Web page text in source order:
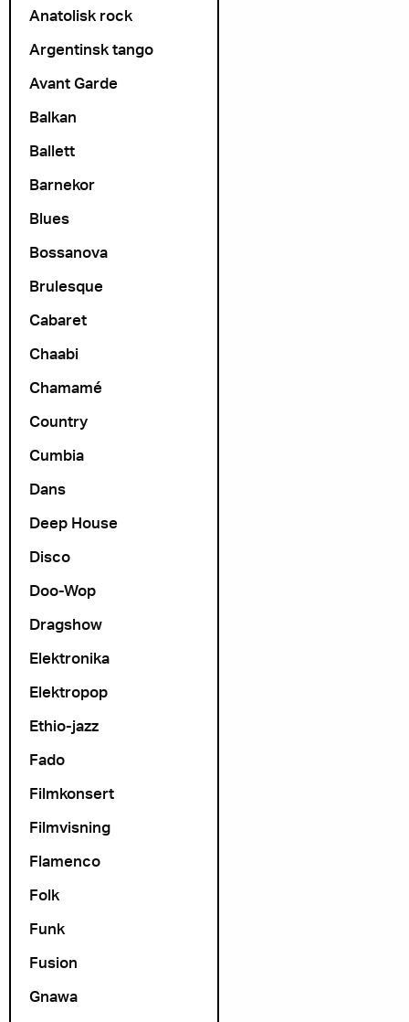
Anatolisk rock
Argentinsk tango
Avant Garde
Balkan
Ballett
Barnekor
Blues
Bossanova
Brulesque
Cabaret
Chaabi
Chamamé
Country
Cumbia
Dans
Deep House
Disco
Doo-Wop
Dragshow
Elektronika
Elektropop
Ethio-jazz
Fado
Filmkonsert
Filmvisning
Flamenco
Folk
Funk
Fusion
Gnawa